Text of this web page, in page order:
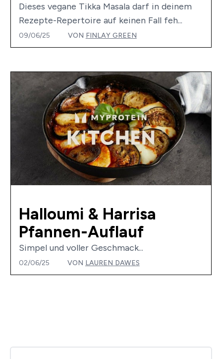
Dieses vegane Tikka Masala darf in deinem
Rezepte-Repertoire auf keinen Fall feh...
09/06/25 VON FINLAY GREEN
Halloumi & Harrisa
Pfannen-Auflauf
Simpel und voller Geschmack...
02/06/25 VON LAUREN DAWES